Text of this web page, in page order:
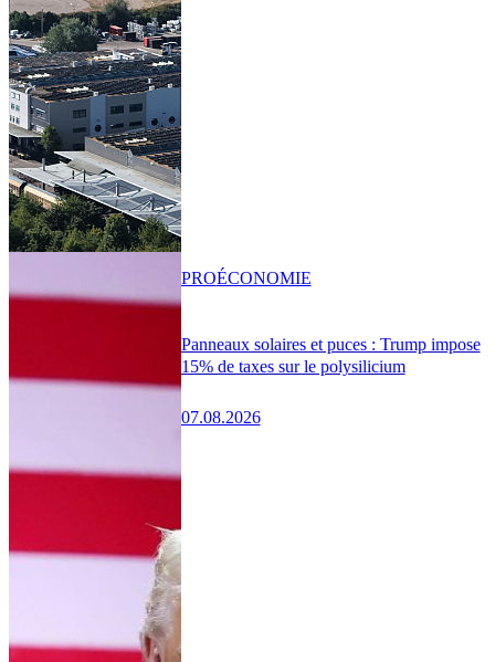
Panneaux solaires et puces : Trump impose
15% de taxes sur le polysilicium
07.08.2026
PROÉCONOMIE